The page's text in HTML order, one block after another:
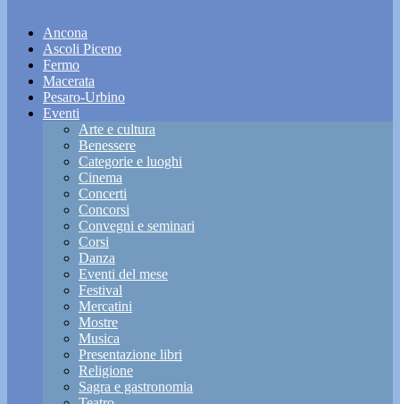
Ancona
Ascoli Piceno
Fermo
Macerata
Pesaro-Urbino
Eventi
Arte e cultura
Benessere
Categorie e luoghi
Cinema
Concerti
Concorsi
Convegni e seminari
Corsi
Danza
Eventi del mese
Festival
Mercatini
Mostre
Musica
Presentazione libri
Religione
Sagra e gastronomia